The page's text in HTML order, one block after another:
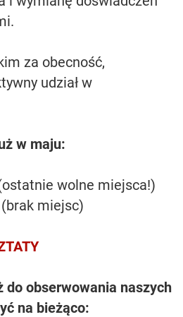
za obecność,
udział w
w maju:
wolne miejsca!)
miejsc)
do obserwowania naszych
na bieżąco: